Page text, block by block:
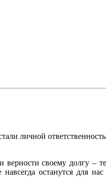
личной
своему долгу –
останутся для